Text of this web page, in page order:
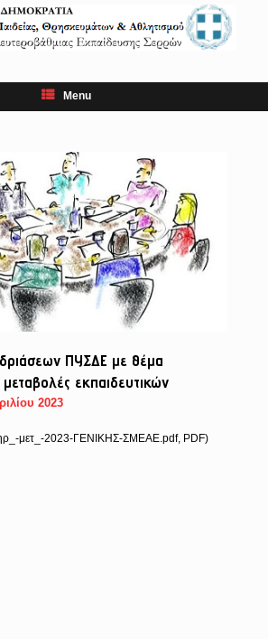
Menu
ΠΥΣΔΕ με θέμα
εκπαιδευτικών
2023
μετ_-2023-ΓΕΝΙΚΗΣ-ΣΜΕΑΕ.pdf, PDF)